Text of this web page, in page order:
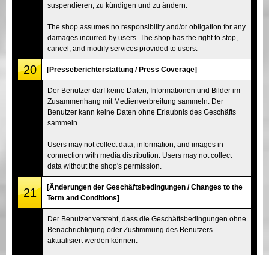
suspendieren, zu kündigen und zu ändern.
The shop assumes no responsibility and/or obligation for any
damages incurred by users. The shop has the right to stop,
cancel, and modify services provided to users.
20 [Presseberichterstattung / Press Coverage]
Der Benutzer darf keine Daten, Informationen und Bilder im
Zusammenhang mit Medienverbreitung sammeln. Der
Benutzer kann keine Daten ohne Erlaubnis des Geschäfts
sammeln.
Users may not collect data, information, and images in
connection with media distribution. Users may not collect
data without the shop's permission.
21
[Änderungen der Geschäftsbedingungen / Changes to the
Term and Conditions]
Der Benutzer versteht, dass die Geschäftsbedingungen ohne
Benachrichtigung oder Zustimmung des Benutzers
aktualisiert werden können.